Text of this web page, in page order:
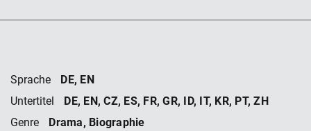
Sprache DE, EN
Untertitel DE, EN, CZ, ES, FR, GR, ID, IT, KR, PT, ZH
Genre Drama, Biographie